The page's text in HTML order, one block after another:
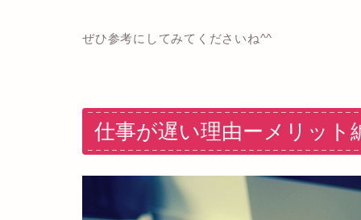
ぜひ参考にしてみてくださいね^^
仕事が遅い理由ーメリット